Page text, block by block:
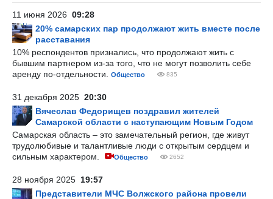
11 июня 2026 09:28
20% самарских пар продолжают жить вместе после
расставания
10% респондентов признались, что продолжают жить с
бывшим партнером из-за того, что не могут позволить себе
аренду по-отдельности.
Общество 835
31 декабря 2025 20:30
Вячеслав Федорищев поздравил жителей
Самарской области с наступающим Новым Годом
Самарская область – это замечательный регион, где живут
трудолюбивые и талантливые люди с открытым сердцем и
сильным характером.
Общество 2652
28 ноября 2025 19:57
Представители МЧС Волжского района провели